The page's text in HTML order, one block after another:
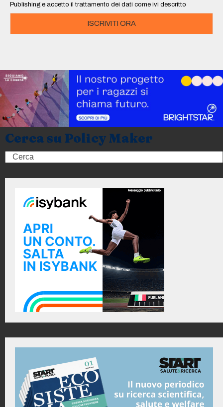
Publishing e accetto il trattamento dei dati come ivi descritto
ISCRIVITI ORA
Cerca su Policy Maker
Search